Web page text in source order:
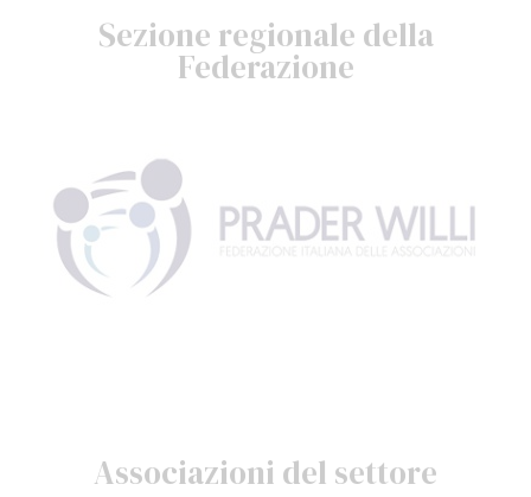
Sezione regionale della
Federazione
Associazioni del settore